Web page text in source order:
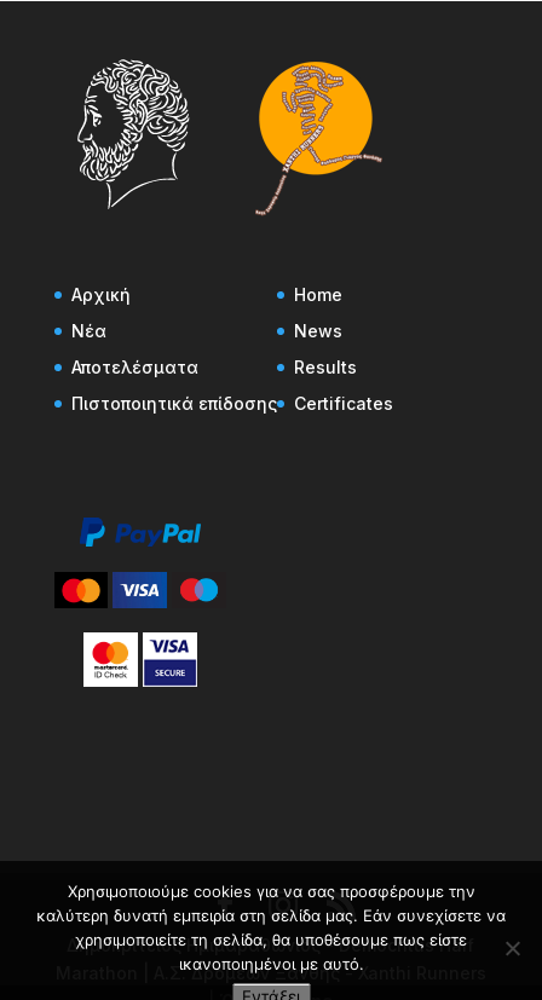
Αρχική
Νέα
Αποτελέσματα
Πιστοποιητικά επίδοσης
Home
News
Results
Certificates
Δημοκρίτειος Ημιμαραθώνιος - Democritus Half
Marathon | Α.Σ. Δρομέων Ξάνθης - Xanthi Runners
Χρησιμοποιούμε cookies για να σας προσφέρουμε την
καλύτερη δυνατή εμπειρία στη σελίδα μας. Εάν συνεχίσετε να
χρησιμοποιείτε τη σελίδα, θα υποθέσουμε πως είστε
ικανοποιημένοι με αυτό.